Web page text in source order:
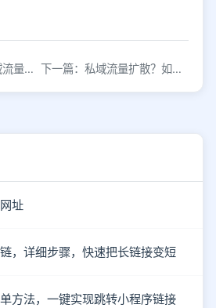
上一篇：如何解决私域流量焦虑？引流效率是关键！ 下一篇：私域流量扩散？如何把私域流量牢牢抓住
址
，详细步骤，快速把长链接变短
方法，一键实现跳转小程序链接